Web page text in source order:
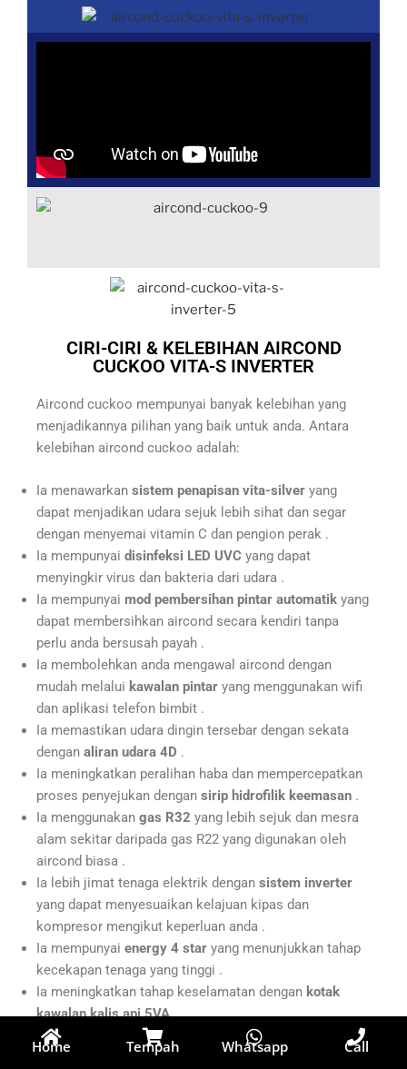
CIRI-CIRI & KELEBIHAN AIRCOND
CUCKOO VITA-S INVERTER
Aircond cuckoo mempunyai banyak kelebihan yang
menjadikannya pilihan yang baik untuk anda. Antara
kelebihan aircond cuckoo adalah:
Ia menawarkan sistem penapisan vita-silver yang
dapat menjadikan udara sejuk lebih sihat dan segar
dengan menyemai vitamin C dan pengion perak .
Ia mempunyai disinfeksi LED UVC yang dapat
menyingkir virus dan bakteria dari udara .
Ia mempunyai mod pembersihan pintar automatik yang
dapat membersihkan aircond secara kendiri tanpa
perlu anda bersusah payah .
Ia membolehkan anda mengawal aircond dengan
mudah melalui kawalan pintar yang menggunakan wifi
dan aplikasi telefon bimbit .
Ia memastikan udara dingin tersebar dengan sekata
dengan aliran udara 4D .
Ia meningkatkan peralihan haba dan mempercepatkan
proses penyejukan dengan sirip hidrofilik keemasan .
Ia menggunakan gas R32 yang lebih sejuk dan mesra
alam sekitar daripada gas R22 yang digunakan oleh
aircond biasa .
Ia lebih jimat tenaga elektrik dengan sistem inverter
yang dapat menyesuaikan kelajuan kipas dan
kompresor mengikut keperluan anda .
Ia mempunyai energy 4 star yang menunjukkan tahap
kecekapan tenaga yang tinggi .
Ia meningkatkan tahap keselamatan dengan kotak
kawalan kalis api 5VA.
Ia melindungi aircond daripada kerosakan dengan
kabinet anti karat.
Home Tempah Whatsapp Call